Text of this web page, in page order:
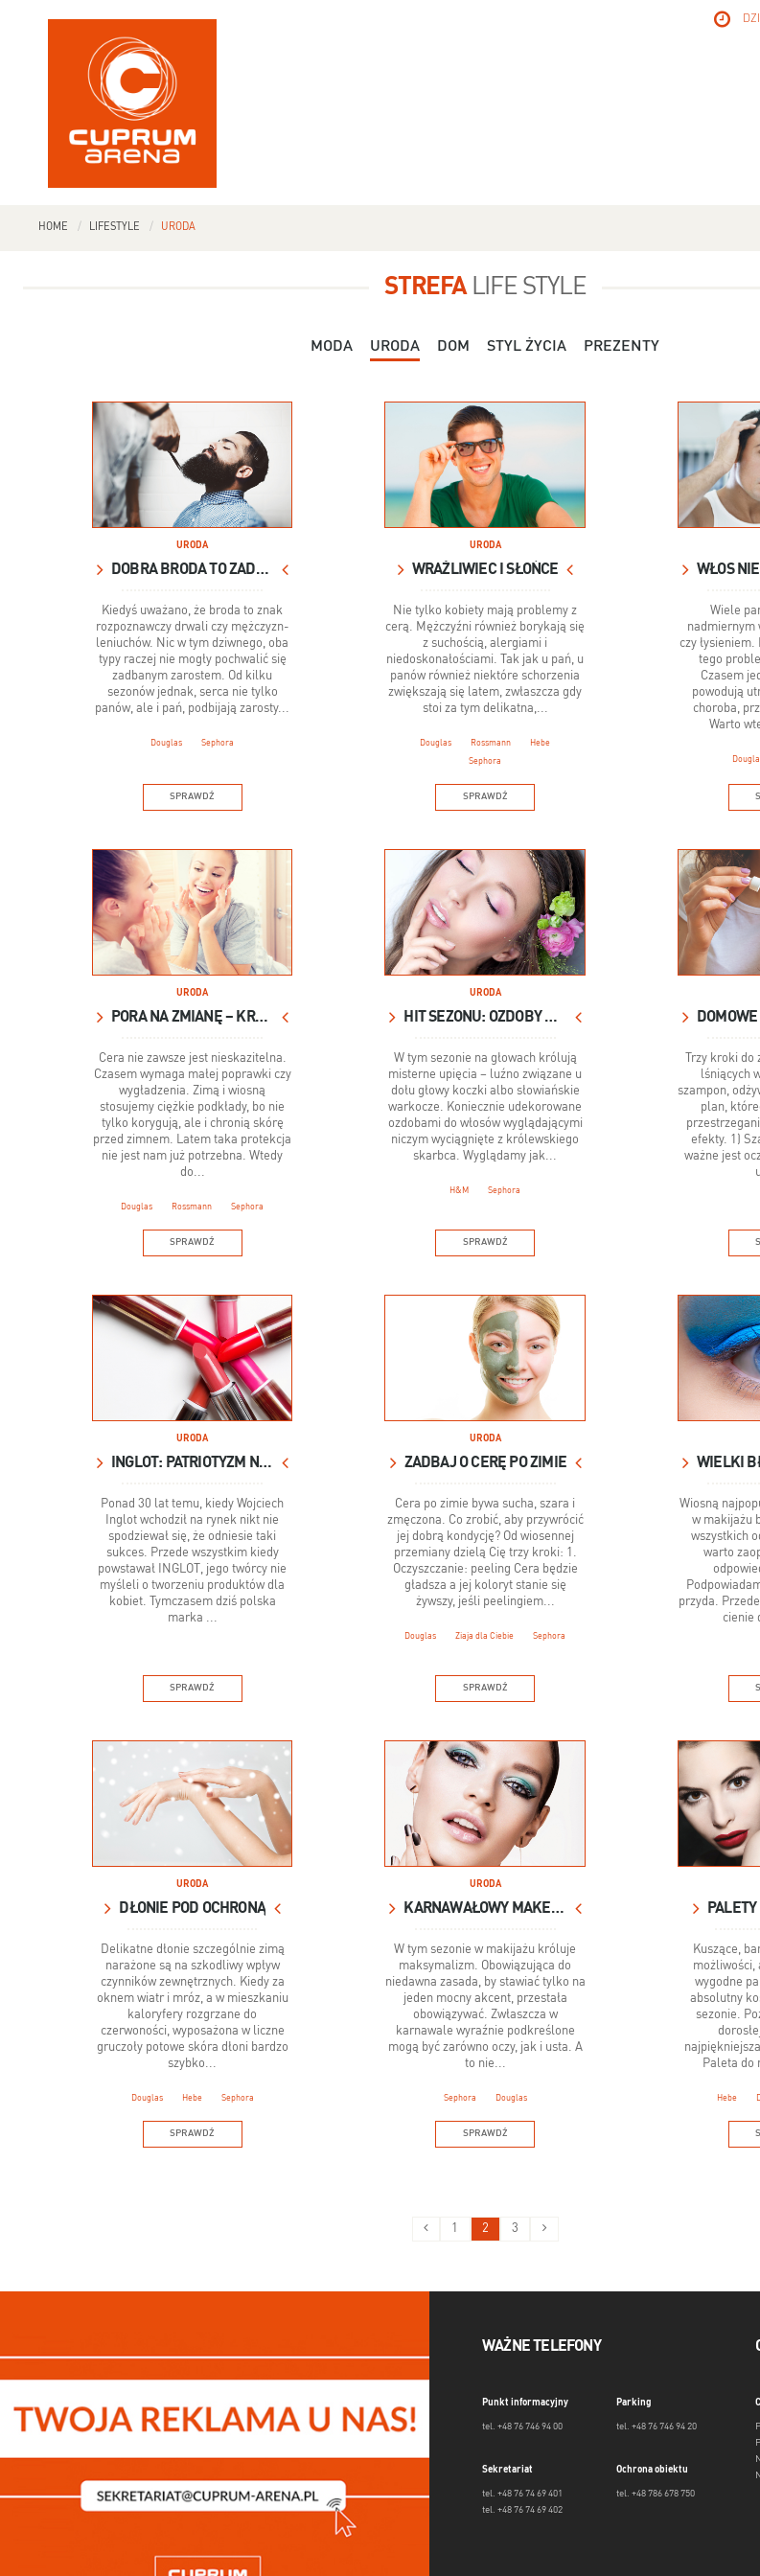
HOME LIFESTYLE URODA
STREFALIFE STYLE
MODA URODA DOM STYL ŻYCIA PREZENTY
URODA
DOBRA BRODA TO ZADBANA BRODA!
Kiedyś uważano, że broda to znak
rozpoznawczy drwali czy mężczyzn-
leniuchów. Nic w tym dziwnego, oba
typy raczej nie mogły pochwalić się
zadbanym zarostem. Od kilku
sezonów jednak, serca nie tylko
panów, ale i pań, podbijają zarosty...
Douglas Sephora
SPRAWDŹ
URODA
WRAŻLIWIEC I SŁOŃCE
Nie tylko kobiety mają problemy z
cerą. Mężczyźni również borykają się
z suchością, alergiami i
niedoskonałościami. Tak jak u pań, u
panów również niektóre schorzenia
zwiększają się latem, zwłaszcza gdy
stoi za tym delikatna,...
Douglas Rossmann Hebe
Sephora
SPRAWDŹ
Wiele
nadmiernym
czy łysieniem.
tego
Czasem
powodują
choroba,
Warto
URODA
PORA NA ZMIANĘ – KREMY BB CZY CC?
Cera nie zawsze jest nieskazitelna.
Czasem wymaga małej poprawki czy
wygładzenia. Zimą i wiosną
stosujemy ciężkie podkłady, bo nie
tylko korygują, ale i chronią skórę
przed zimnem. Latem taka protekcja
nie jest nam już potrzebna. Wtedy
do...
Douglas Rossmann Sephora
SPRAWDŹ
URODA
HIT SEZONU: OZDOBY DO WŁOSÓW
W tym sezonie na głowach królują
misterne upięcia – luźno związane u
dołu głowy koczki albo słowiańskie
warkocze. Koniecznie udekorowane
ozdobami do włosów wyglądającymi
niczym wyciągnięte z królewskiego
skarbca. Wyglądamy jak...
H&M Sephora
SPRAWDŹ
Trzy kroki
lśniących
szampon,
plan,
efekty. 1)
ważne jest
URODA
INGLOT: PATRIOTYZM NA USTACH
Ponad 30 lat temu, kiedy Wojciech
Inglot wchodził na rynek nikt nie
spodziewał się, że odniesie taki
sukces. Przede wszystkim kiedy
powstawał INGLOT, jego twórcy nie
myśleli o tworzeniu produktów dla
kobiet. Tymczasem dziś polska
marka ...
SPRAWDŹ
URODA
ZADBAJ O CERĘ PO ZIMIE
Cera po zimie bywa sucha, szara i
zmęczona. Co zrobić, aby przywrócić
jej dobrą kondycję? Od wiosennej
przemiany dzielą Cię trzy kroki: 1.
Oczyszczanie: peeling Cera będzie
gładsza a jej koloryt stanie się
żywszy, jeśli peelingiem...
Douglas Ziaja dla Ciebie Sephora
SPRAWDŹ
Wiosną
w makijażu
wszystkich
warto
przyda.
cienie
URODA
DŁONIE POD OCHRONĄ
Delikatne dłonie szczególnie zimą
narażone są na szkodliwy wpływ
czynników zewnętrznych. Kiedy za
oknem wiatr i mróz, a w mieszkaniu
kaloryfery rozgrzane do
czerwoności, wyposażona w liczne
gruczoły potowe skóra dłoni bardzo
szybko...
Douglas Hebe Sephora
SPRAWDŹ
URODA
KARNAWAŁOWY MAKE-UP
W tym sezonie w makijażu króluje
maksymalizm. Obowiązująca do
niedawna zasada, by stawiać tylko na
jeden mocny akcent, przestała
obowiązywać. Zwłaszcza w
karnawale wyraźnie podkreślone
mogą być zarówno oczy, jak i usta. A
to nie...
Sephora Douglas
SPRAWDŹ
Kuszące,
możliwości,
wygodne
absolutny
sezonie.
Paleta do
Hebe
1 2 3
WAŻNE TELEFONY
Punkt informacyjny
tel. +48 76 746 94 00
Parking
tel. +48 76 746 94 20
Sekretariat
tel. +48 76 74 69 401
tel. +48 76 74 69 402
Ochrona obiektu
tel. +48 786 678 750